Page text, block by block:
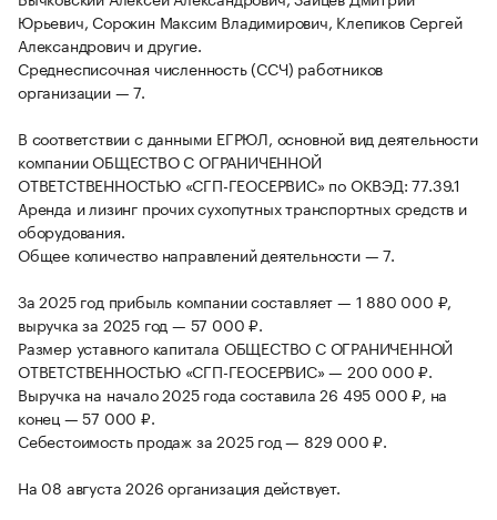
Юрьевич, Сорокин Максим Владимирович, Клепиков Сергей
Александрович и другие.
Среднесписочная численность (ССЧ) работников
организации — 7.
В соответствии с данными ЕГРЮЛ, основной вид деятельности
компании ОБЩЕСТВО С ОГРАНИЧЕННОЙ
ОТВЕТСТВЕННОСТЬЮ «СГП-ГЕОСЕРВИС» по ОКВЭД: 77.39.1
Аренда и лизинг прочих сухопутных транспортных средств и
оборудования.
Общее количество направлений деятельности — 7.
За 2025 год прибыль компании составляет — 1 880 000 ₽,
выручка за 2025 год — 57 000 ₽.
Размер уставного капитала ОБЩЕСТВО С ОГРАНИЧЕННОЙ
ОТВЕТСТВЕННОСТЬЮ «СГП-ГЕОСЕРВИС» — 200 000 ₽.
Выручка на начало 2025 года составила 26 495 000 ₽, на
конец — 57 000 ₽.
Себестоимость продаж за 2025 год — 829 000 ₽.
На 08 августа 2026 организация действует.